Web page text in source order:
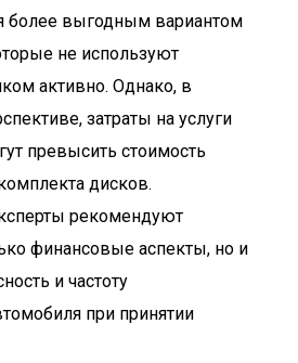
более выгодным вариантом
не используют
активно. Однако, в
затраты на услуги
превысить стоимость
дисков.
рекомендуют
финансовые аспекты, но и
и частоту
при принятии